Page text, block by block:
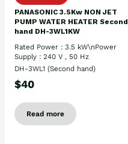
PANASONIC 3.5Kw NON JET
PUMP WATER HEATER Second
hand DH-3WL1KW
Rated Power : 3.5 kW\nPower
Supply : 240 V , 50 Hz
DH-3WL1 (Second hand)
$40
Read more